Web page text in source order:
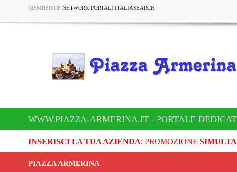
MEMBER OF NETWORK PORTALI ITALIASEARCH
WWW.PIAZZA-ARMERINA.IT - PORTALE
INSERISCI LA TUA AZIENDA: PROMOZIONE
PIAZZA ARMERINA